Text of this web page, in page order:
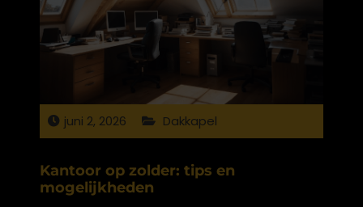
juni 2, 2026 Dakkapel
Kantoor op zolder: tips en
mogelijkheden